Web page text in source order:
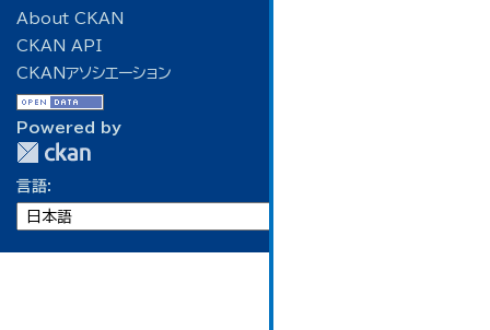
About CKAN
CKAN API
CKANアソシエーション
Powered by
言語